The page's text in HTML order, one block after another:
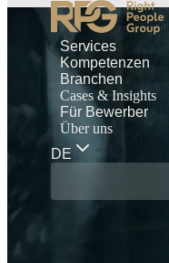
Services
Kompetenzen
Branchen
Cases & Insights
Für Bewerber
Über uns
DE